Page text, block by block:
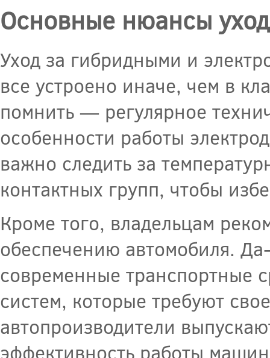
Основные нюансы
Уход за гибридными и
все устроено иначе, чем в
помнить — регулярное
особенности работы
важно следить за
контактных групп, чтобы
Кроме того, владельцам
обеспечению автомобиля.
современные транспортные
систем, которые требуют
автопроизводители
эффективность работы